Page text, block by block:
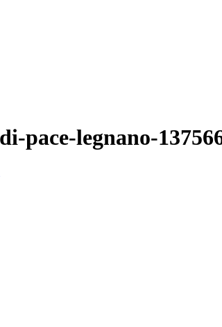
pace-legnano-